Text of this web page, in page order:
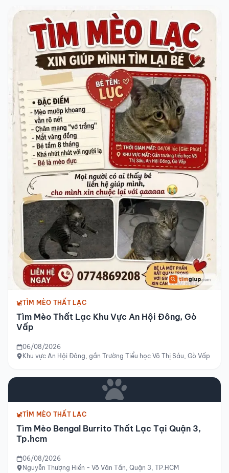
TÌM MÈO THẤT LẠC
Tìm Mèo Thất Lạc Khu Vực An Hội Đông, Gò
Vấp
06/08/2026
Khu vực An Hội Đông, gần Trường Tiểu học Võ Thị Sáu, Gò Vấp
TÌM MÈO THẤT LẠC
Tìm Mèo Bengal Burrito Thất Lạc Tại Quận 3,
Tp.hcm
06/08/2026
Nguyễn Thượng Hiền - Võ Văn Tần, Quận 3, TP.HCM